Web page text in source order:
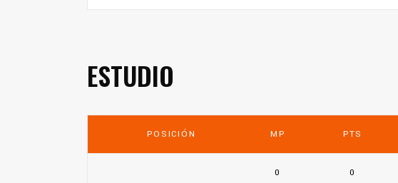
ESTUDIO
POSICIÓN MP PTS
0 0